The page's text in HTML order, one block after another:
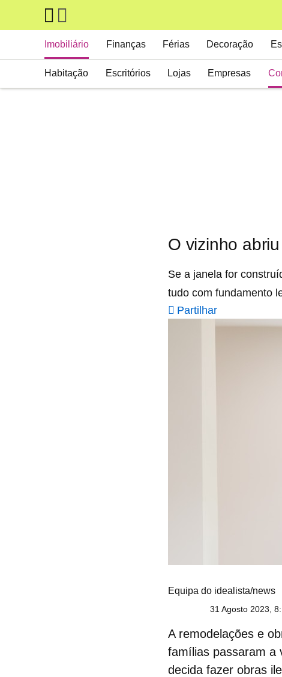
Skip to main content
Main navigation
Imobiliário
Habitação Escritórios Lojas Empresas
Finanças Férias Decoração
O vizinho
Se a janela for
tudo com fundamento
Partilhar
Equipa do idealista/news
31 Agosto 2023,
A remodelações e
famílias passaram a
decida fazer obras